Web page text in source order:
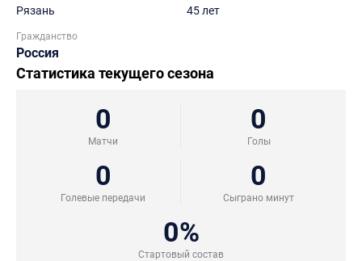
Рязань 45 лет
Гражданство
Россия
Статистика текущего сезона
0
Матчи
0
Голы
0
Голевые передачи
0
Сыграно минут
0%
Стартовый состав